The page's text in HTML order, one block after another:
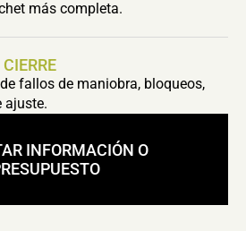
más completa.
fallos de maniobra, bloqueos,
ajuste.
INFORMACIÓN O